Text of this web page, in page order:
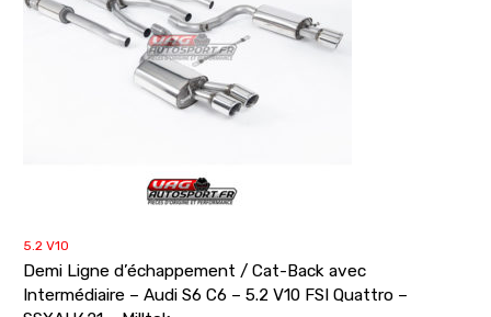
5.2 V10
Demi Ligne d’échappement / Cat-Back avec
Intermédiaire – Audi S6 C6 – 5.2 V10 FSI Quattro –